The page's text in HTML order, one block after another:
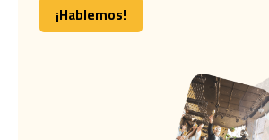
¡Hablemos!
¡Hablemos!